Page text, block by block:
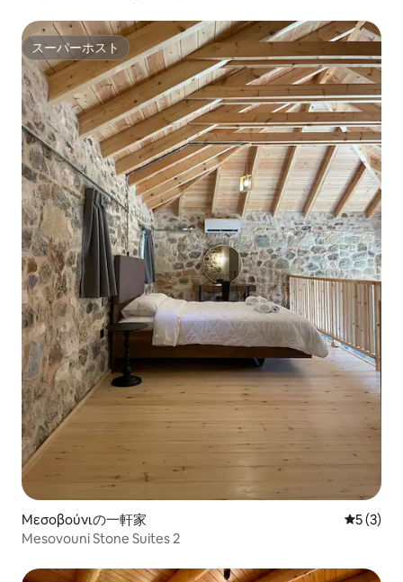
スーパーホスト
スーパーホスト
Μεσοβούνιの一軒家 レビュー
5 (3)
Mesovouni Stone Suites 2